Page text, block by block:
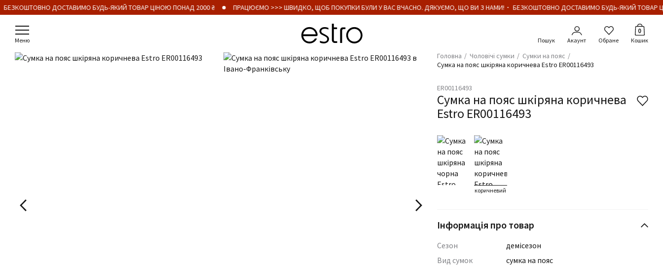
ДОСТАВИМО БУДЬ-ЯКИЙ ТОВАР ЦІНОЮ ПОНАД 2000 ₴ ПРАЦЮЄМО >>> ШВИДКО, ЩОБ ПОКУПКИ БУЛИ У ВАС ВЧАСНО. ДЯКУЄМО, ЩО ВИ З НАМИ!・ БЕЗКОШТОВНО ДОСТАВИМО БУДЬ-ЯКИЙ ТОВАР
Меню Акаунт Обране
0
Кошик
Головна Чоловічі сумки
Сумки на пояс
Сумка на пояс шкіряна коричнева Estro ER00116493
ER00116493
Сумка на пояс шкіряна коричнева
Estro ER00116493
коричневий
Інформація про товар
Сезон
демісезон
Вид сумок
сумка на пояс